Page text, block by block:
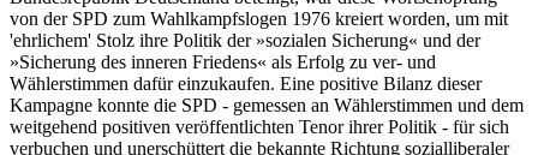
von der SPD zum Wahlkampfslogen 1976 kreiert worden, um mit
'ehrlichem' Stolz ihre Politik der »sozialen Sicherung« und der
»Sicherung des inneren Friedens« als Erfolg zu ver- und
Wählerstimmen dafür einzukaufen. Eine positive Bilanz dieser
Kampagne konnte die SPD - gemessen an Wählerstimmen und dem
weitgehend positiven veröffentlichten Tenor ihrer Politik - für sich
verbuchen und unerschüttert die bekannte Richtung sozialliberaler